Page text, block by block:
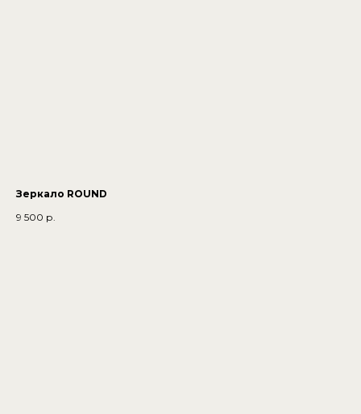
Зеркало ROUND
9 500 р.